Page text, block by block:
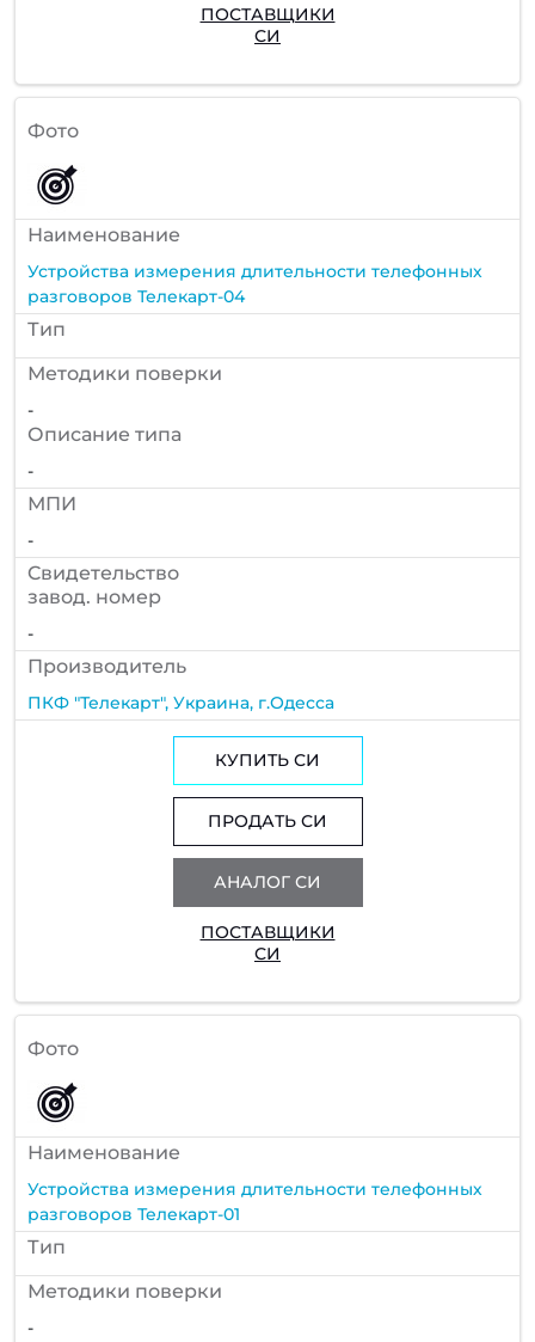
ПОСТАВЩИКИ
СИ
Фото
Наименование
Устройства измерения длительности телефонных
разговоров Телекарт-04
Тип
Методики поверки
-
Описание типа
-
МПИ
-
Cвидетельство
завод. номер
-
Производитель
ПКФ "Телекарт", Украина, г.Одесса
КУПИТЬ СИ
ПРОДАТЬ СИ
АНАЛОГ СИ
ПОСТАВЩИКИ
СИ
Фото
Наименование
Устройства измерения длительности телефонных
разговоров Телекарт-01
Тип
Методики поверки
-